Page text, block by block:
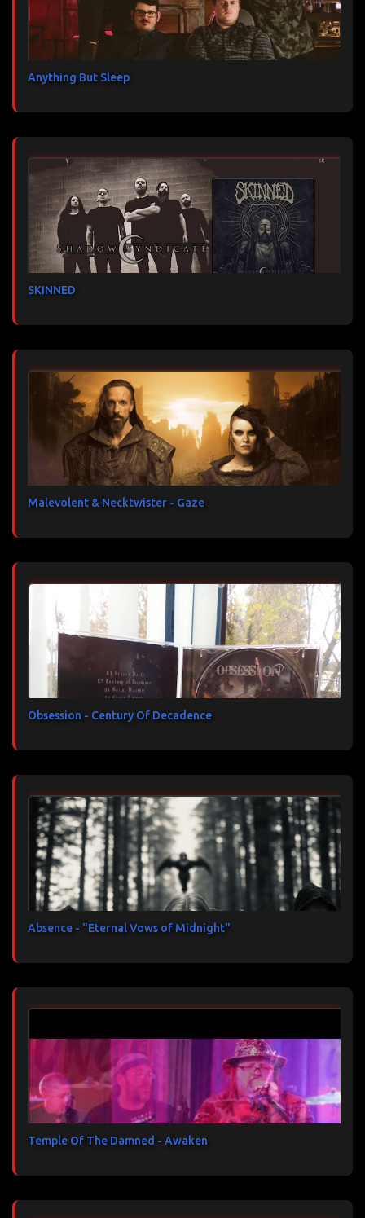
Anything But Sleep
SKINNED
Malevolent & Necktwister - Gaze
Obsession - Century Of Decadence
Absence - "Eternal Vows of Midnight"
Temple Of The Damned - Awaken